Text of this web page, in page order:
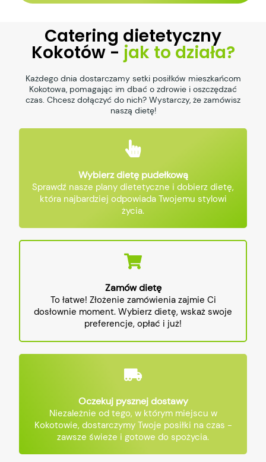
Catering dietetyczny
Kokotów - jak to działa?
Każdego dnia dostarczamy setki posiłków mieszkańcom
Kokotowa, pomagając im dbać o zdrowie i oszczędzać
czas. Chcesz dołączyć do nich? Wystarczy, że zamówisz
naszą dietę!
Wybierz dietę pudełkową
Sprawdź nasze plany dietetyczne i dobierz dietę,
która najbardziej odpowiada Twojemu stylowi
życia.
Zamów dietę
To łatwe! Złożenie zamówienia zajmie Ci
dosłownie moment. Wybierz dietę, wskaż swoje
preferencje, opłać i już!
Oczekuj pysznej dostawy
Niezależnie od tego, w którym miejscu w
Kokotowie, dostarczymy Twoje posiłki na czas -
zawsze świeże i gotowe do spożycia.